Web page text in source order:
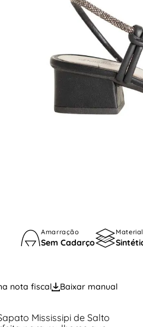
Amarração
Sem Cadarço
Material
nota fiscal Baixar manual
Mississipi de Salto